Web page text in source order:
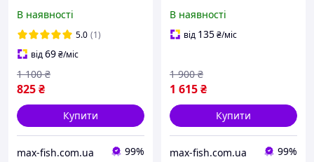
В наявності
5.0 (1)
від69₴/міс
825₴
1 100 ₴
Купити
max-fish.com.ua 99%
котушка MARLINE WALKER
6000 BL + ліска
В наявності
від 135₴/міс
1 615₴
1 900 ₴
Купити
max-fish.com.ua 99%